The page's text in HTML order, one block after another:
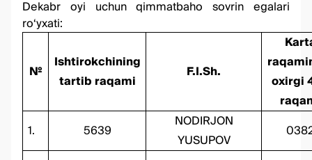
Dekabr oyi uchun qimmatbaho sovrin egalari
ro‘yxati:
№
Ishtirokchining
tartib raqami
F.I.Sh.
oxirgi
1.
5639
NODIRJON
YUSUPOV